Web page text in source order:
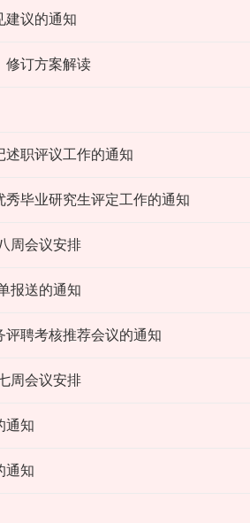
建议的通知
修订方案解读
述职评议工作的通知
秀毕业研究生评定工作的通知
周会议安排
报送的通知
评聘考核推荐会议的通知
周会议安排
通知
通知